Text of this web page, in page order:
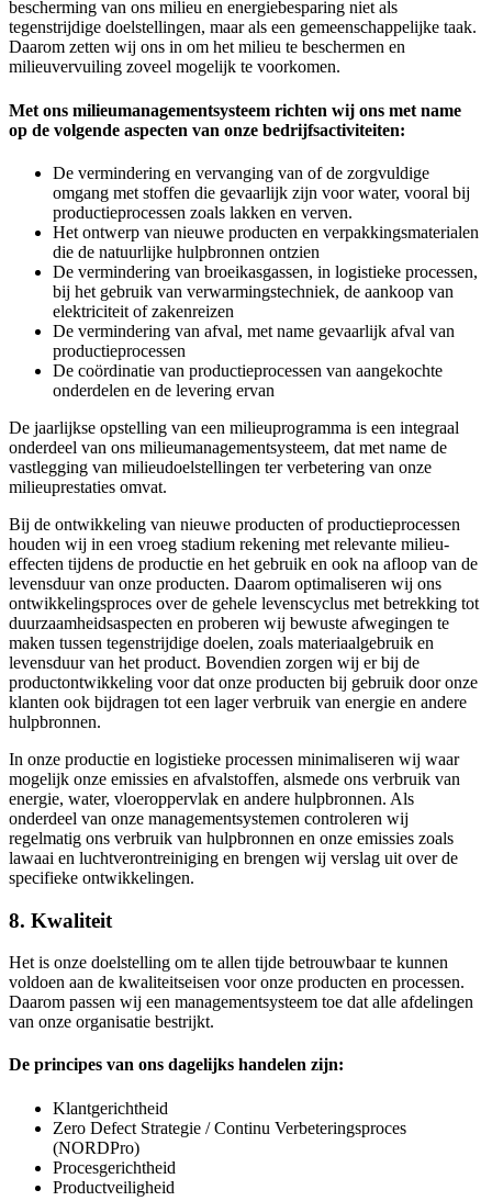
bescherming van ons milieu en energiebesparing niet als
tegenstrijdige doelstellingen, maar als een gemeenschappelijke taak.
Daarom zetten wij ons in om het milieu te beschermen en
milieuvervuiling zoveel mogelijk te voorkomen.
Met ons milieumanagementsysteem richten wij ons met name
op de volgende aspecten van onze bedrijfsactiviteiten:
De vermindering en vervanging van of de zorgvuldige
omgang met stoffen die gevaarlijk zijn voor water, vooral bij
productieprocessen zoals lakken en verven.
Het ontwerp van nieuwe producten en verpakkingsmaterialen
die de natuurlijke hulpbronnen ontzien
De vermindering van broeikasgassen, in logistieke processen,
bij het gebruik van verwarmingstechniek, de aankoop van
elektriciteit of zakenreizen
De vermindering van afval, met name gevaarlijk afval van
productieprocessen
De coördinatie van productieprocessen van aangekochte
onderdelen en de levering ervan
De jaarlijkse opstelling van een milieuprogramma is een integraal
onderdeel van ons milieumanagementsysteem, dat met name de
vastlegging van milieudoelstellingen ter verbetering van onze
milieuprestaties omvat.
Bij de ontwikkeling van nieuwe producten of productieprocessen
houden wij in een vroeg stadium rekening met relevante milieu-
effecten tijdens de productie en het gebruik en ook na afloop van de
levensduur van onze producten. Daarom optimaliseren wij ons
ontwikkelingsproces over de gehele levenscyclus met betrekking tot
duurzaamheidsaspecten en proberen wij bewuste afwegingen te
maken tussen tegenstrijdige doelen, zoals materiaalgebruik en
levensduur van het product. Bovendien zorgen wij er bij de
productontwikkeling voor dat onze producten bij gebruik door onze
klanten ook bijdragen tot een lager verbruik van energie en andere
hulpbronnen.
In onze productie en logistieke processen minimaliseren wij waar
mogelijk onze emissies en afvalstoffen, alsmede ons verbruik van
energie, water, vloeroppervlak en andere hulpbronnen. Als
onderdeel van onze managementsystemen controleren wij
regelmatig ons verbruik van hulpbronnen en onze emissies zoals
lawaai en luchtverontreiniging en brengen wij verslag uit over de
specifieke ontwikkelingen.
8. Kwaliteit
Het is onze doelstelling om te allen tijde betrouwbaar te kunnen
voldoen aan de kwaliteitseisen voor onze producten en processen.
Daarom passen wij een managementsysteem toe dat alle afdelingen
van onze organisatie bestrijkt.
De principes van ons dagelijks handelen zijn:
Klantgerichtheid
Zero Defect Strategie / Continu Verbeteringsproces
(NORDPro)
Procesgerichtheid
Productveiligheid